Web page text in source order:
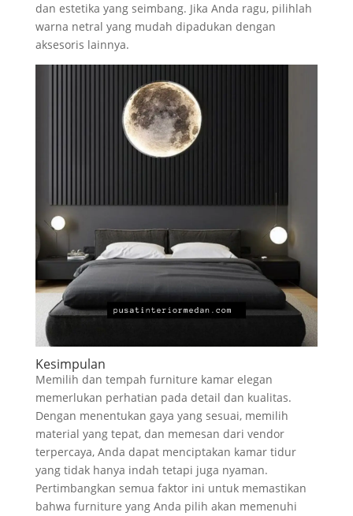
dan estetika yang seimbang. Jika Anda ragu, pilihlah
warna netral yang mudah dipadukan dengan
aksesoris lainnya.
Kesimpulan
Memilih dan tempah furniture kamar elegan
memerlukan perhatian pada detail dan kualitas.
Dengan menentukan gaya yang sesuai, memilih
material yang tepat, dan memesan dari vendor
terpercaya, Anda dapat menciptakan kamar tidur
yang tidak hanya indah tetapi juga nyaman.
Pertimbangkan semua faktor ini untuk memastikan
bahwa furniture yang Anda pilih akan memenuhi